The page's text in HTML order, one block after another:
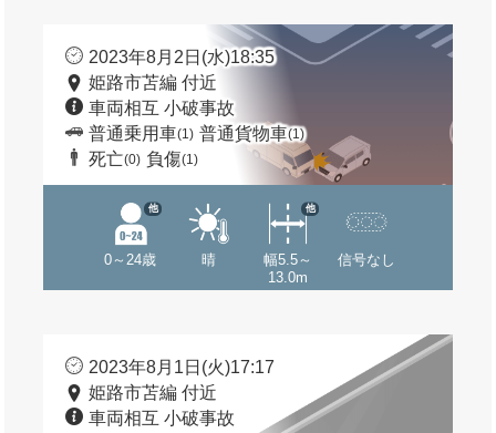
2023年8月2日(水)18:35
姫路市苫編 付近
車両相互 小破事故
普通乗用車(1) 普通貨物車(1)
死亡(0) 負傷(1)
0～24歳
他
晴
幅5.5～
13.0m
他
信号なし
2023年8月1日(火)17:17
姫路市苫編 付近
車両相互 小破事故